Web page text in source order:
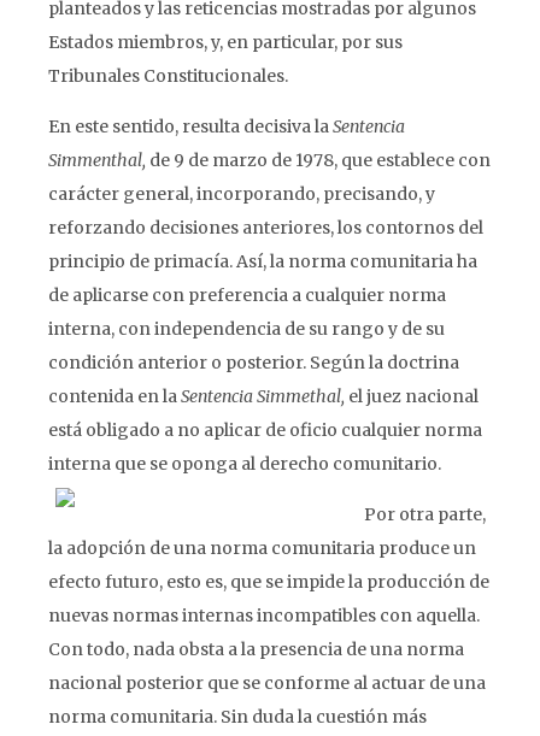
planteados y las reticencias mostradas por algunos
Estados miembros, y, en particular, por sus
Tribunales Constitucionales.
En este sentido, resulta decisiva laSentencia
Simmenthal, de 9 de marzo de 1978, que establece con
carácter general, incorporando, precisando, y
reforzando decisiones anteriores, los contornos del
principio de primacía. Así, la norma comunitaria ha
de aplicarse con preferencia a cualquier norma
interna, con independencia de su rango y de su
condición anterior o posterior. Según la doctrina
contenida en laSentencia Simmethal, el juez nacional
está obligado a no aplicar de oficio cualquier norma
interna que se oponga al derecho comunitario.
Por otra parte,
la adopción de una norma comunitaria produce un
efecto futuro, esto es, que se impide la producción de
nuevas normas internas incompatibles con aquella.
Con todo, nada obsta a la presencia de una norma
nacional posterior que se conforme al actuar de una
norma comunitaria. Sin duda la cuestión más